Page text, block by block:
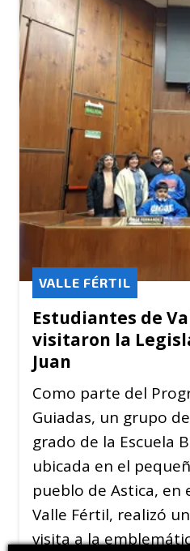
Estudiantes de
visitaron la
Juan
VALLE FÉRTIL
Como parte del
Guiadas, un grupo
grado de la Escuela
ubicada en el
pueblo de Astica,
Valle Fértil, realizó
visita a la